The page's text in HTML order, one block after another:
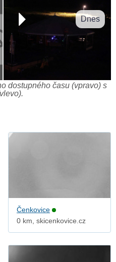
Dnes
dostupného času (vpravo) s
Čenkovice
0 km, skicenkovice.cz